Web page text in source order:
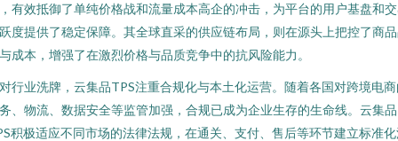
有效抵御了单纯价格战和流量成本高企的冲击，为平台的用户基盘和
度提供了稳定保障。其全球直采的供应链布局，则在源头上把控了商
成本，增强了在激烈价格与品质竞争中的抗风险能力。
行业洗牌，云集品TPS注重合规化与本土化运营。随着各国对跨境电
、物流、数据安全等监管加强，合规已成为企业生存的生命线。云集品
积极适应不同市场的法律法规，在通关、支付、售后等环节建立标准